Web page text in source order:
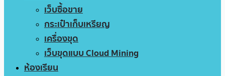
เว็บซื้อขาย
กระเป๋าเก็บเหรียญ
เครื่องขุด
เว็บขุดแบบ Cloud Mining
ห้องเรียน